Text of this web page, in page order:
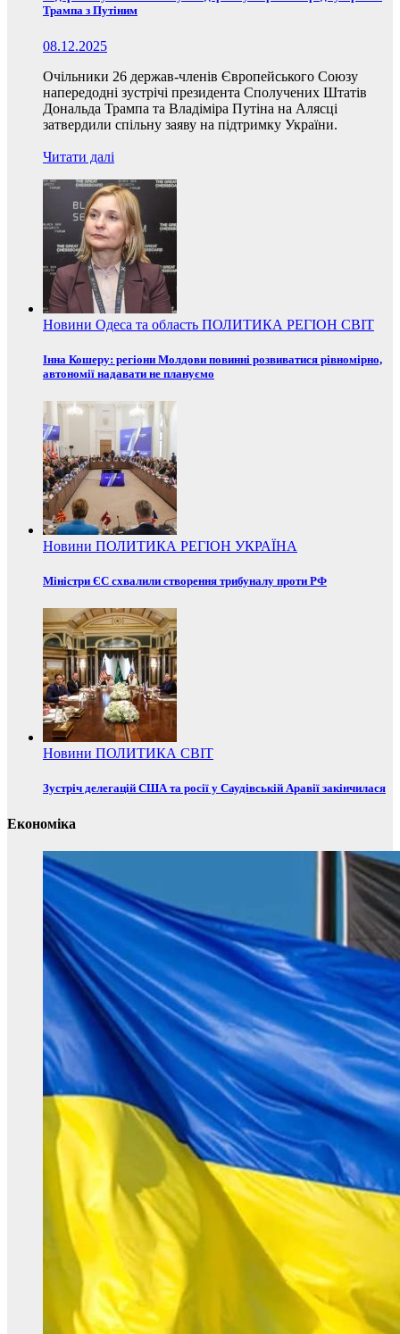
Трампа з Путіним
08.12.2025
Очільники 26 держав-членів Європейського Союзу
напередодні зустрічі президента Сполучених Штатів
Дональда Трампа та Владіміра Путіна на Алясці
затвердили спільну заяву на підтримку України.
Читати далі
Новини Одеса та область ПОЛИТИКА РЕГІОН СВІТ
Інна Кошеру: регіони Молдови повинні розвиватися рівномірно,
автономії надавати не плануємо
Новини ПОЛИТИКА РЕГІОН УКРАЇНА
Міністри ЄС схвалили створення трибуналу проти РФ
Новини ПОЛИТИКА СВІТ
Зустріч делегацій США та росії у Саудівській Аравії закінчилася
Економіка